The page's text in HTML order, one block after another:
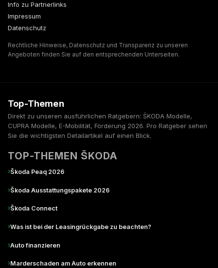
Info zu Partnerlinks
Impressum
Datenschutz
Rechtliche Hinweise, Datenschutz und Transparenz zu unseren
Angeboten finden Sie auf den entsprechenden Unterseiten.
Top-Themen
Direkt zu unseren ausführlichen Ratgebern: ŠKODA Modelle,
CUPRA Modelle, E-Mobilität, Förderung 2026. Pro Ratgeber sehen
Sie die wichtigsten Detailartikel auf einen Blick.
TOP-THEMEN ŠKODA
›Škoda Peaq 2026
›Škoda Ausstattungspakete 2026
›Škoda Connect
›Was ist bei der Leasingrückgabe zu beachten?
›Auto finanzieren
›Marderschaden am Auto erkennen